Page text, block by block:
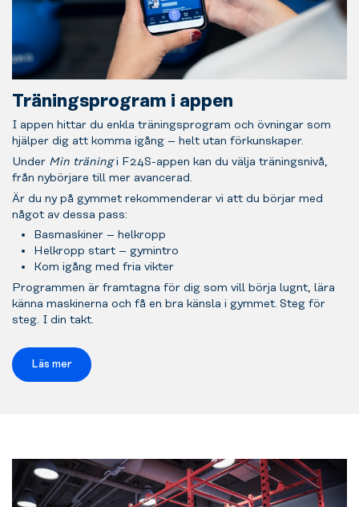
Träningsprogram i appen
I appen hittar du enkla träningsprogram och övningar som
hjälper dig att komma igång – helt utan förkunskaper.
Under Min träningi F24S-appen kan du välja träningsnivå,
från nybörjare till mer avancerad.
Är du ny på gymmet rekommenderar vi att du börjar med
något av dessa pass:
Basmaskiner – helkropp
Helkropp start – gymintro
Kom igång med fria vikter
Programmen är framtagna för dig som vill börja lugnt, lära
känna maskinerna och få en bra känsla i gymmet. Steg för
steg. I din takt.
Läs mer